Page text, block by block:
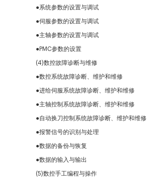
●系统参数的设置与调试
●伺服参数的设置与调试
●主轴参数的设置与调试
●PMC参数的设置
(4)数控故障诊断与维修
●数控系统故障诊断、维护和维修
●进给伺服系统故障诊断、维护和维修
●主轴控制系统故障诊断、维护和维修
●自动换刀控制系统故障诊断、维护和维修
●报警信号的识别与处理
●数据的备份与恢复
●数据的输入与输出
(5)数控手工编程与操作